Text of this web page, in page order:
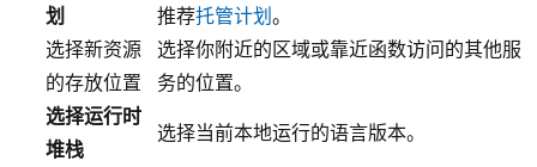
划
推荐托管计划。
选择新资源
的存放位置
选择你附近的区域或靠近函数访问的其他服
务的位置。
选择运行时
堆栈
选择当前本地运行的语言版本。